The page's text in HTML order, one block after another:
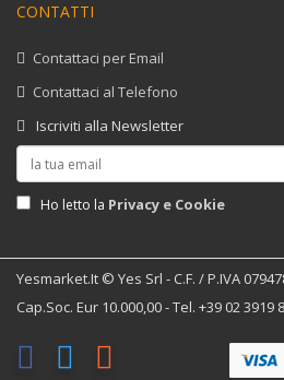
CONTATTI
Contattaci per Email
Contattaci al Telefono
Iscriviti alla Newsletter
Ho letto la Privacy e Cookie
Yesmarket.it © Yes Srl - C.F. / P.IVA
Cap.Soc. Eur 10.000,00 - Tel. +39 02 3919